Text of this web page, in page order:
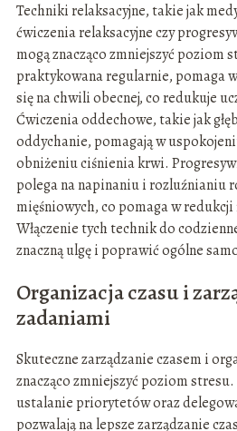
Techniki relaksacyjne, takie jak
ćwiczenia relaksacyjne czy
mogą znacząco zmniejszyć poziom
praktykowana regularnie, pomaga
się na chwili obecnej, co redukuje
Ćwiczenia oddechowe, takie jak
oddychanie, pomagają w
obniżeniu ciśnienia krwi.
polega na napinaniu i rozluźnianiu
mięśniowych, co pomaga w
Włączenie tych technik do
znaczną ulgę i poprawić ogólne
Organizacja czasu i
zadaniami
Skuteczne zarządzanie czasem i
znacząco zmniejszyć poziom
ustalanie priorytetów oraz
pozwalają na lepsze zarządzanie